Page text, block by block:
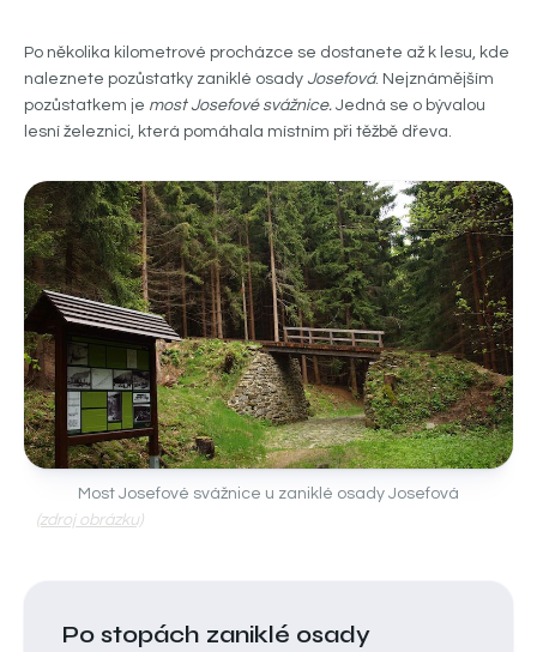
Po několika kilometrové procházce se dostanete až k lesu, kde
naleznete pozůstatky zaniklé osady Josefová. Nejznámějším
pozůstatkem je most Josefové svážnice. Jedná se o bývalou
lesní železnici, která pomáhala místním při těžbě dřeva.
Most Josefové svážnice u zaniklé osady Josefová
(zdroj obrázku)
Po stopách zaniklé osady